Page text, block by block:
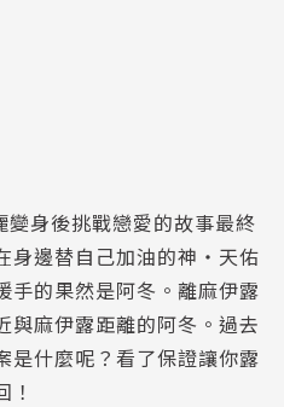
身後挑戰戀愛的故事最終
身邊替自己加油的神‧天佑
手的果然是阿冬。離麻伊露
與麻伊露距離的阿冬。過去
是什麼呢？看了保證讓你露